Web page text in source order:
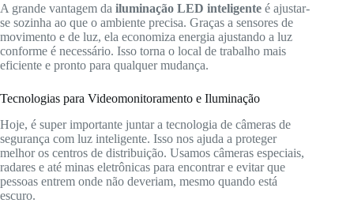
A grande vantagem da iluminação LED inteligente é ajustar-
se sozinha ao que o ambiente precisa. Graças a sensores de
movimento e de luz, ela economiza energia ajustando a luz
conforme é necessário. Isso torna o local de trabalho mais
eficiente e pronto para qualquer mudança.
Tecnologias para Videomonitoramento e Iluminação
Hoje, é super importante juntar a tecnologia de câmeras de
segurança com luz inteligente. Isso nos ajuda a proteger
melhor os centros de distribuição. Usamos câmeras especiais,
radares e até minas eletrônicas para encontrar e evitar que
pessoas entrem onde não deveriam, mesmo quando está
escuro.